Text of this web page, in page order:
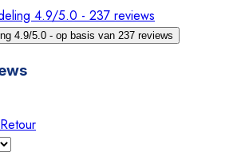
4.9/5.0 - 237 reviews
4.9/5.0 - op basis van 237 reviews
Retour